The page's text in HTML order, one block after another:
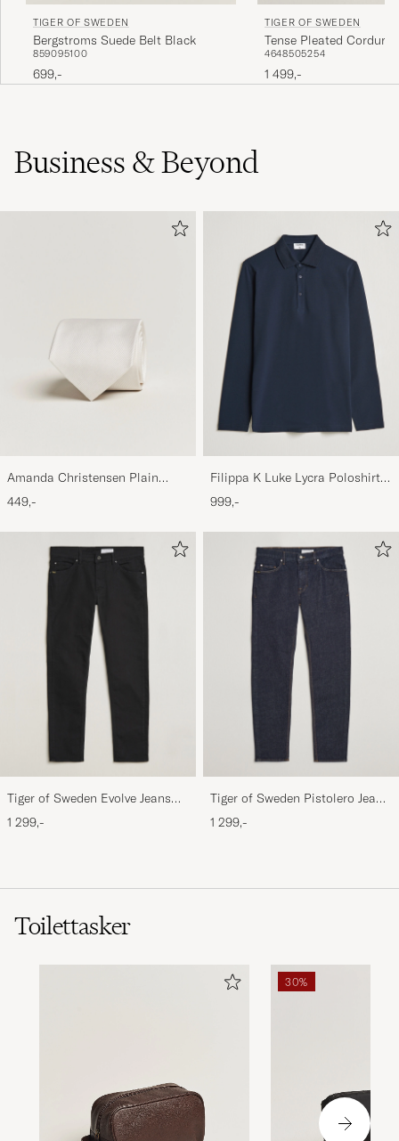
TIGER OF SWEDEN
Bergstroms Suede Belt Black
859095100
699,-
TIGER OF SWEDEN
Tense Pleated
Phantom
4648505254
1 499,-
Business & Beyond
Amanda Christensen Plain
Classic Tie 8 cm White
449,-
Filippa K Luke Lycra Poloshirt
Navy
999,-
Tiger of Sweden Evolve Jeans
Forever Black
1 299,-
Tiger of Sweden Pistolero Jeans
Ripen Blue
1 299,-
Toilettasker
30%